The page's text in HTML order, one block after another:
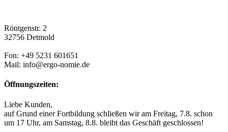
Röntgenstr. 2
32756 Detmold
Fon: +49 5231 601651
Mail: info@ergo-nomie.de
Öffnungszeiten:
Liebe Kunden,
auf Grund einer Fortbildung schließen wir am Freitag, 7.8. schon
um 17 Uhr, am Samstag, 8.8. bleibt das Geschäft geschlossen!